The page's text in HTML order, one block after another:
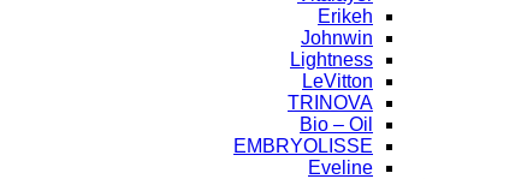
Erikeh
Johnwin
Lightness
LeVitton
TRINOVA
Bio – Oil
EMBRYOLISSE
Eveline